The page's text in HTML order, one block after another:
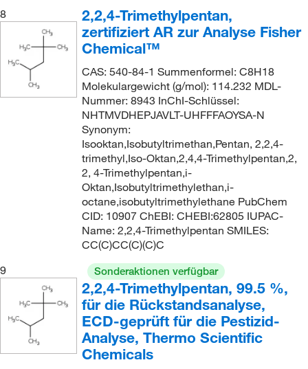
8
2,2,4-Trimethylpentan,
zertifiziert AR zur Analyse Fisher
Chemical™
CAS: 540-84-1 Summenformel: C8H18
Molekulargewicht (g/mol): 114.232 MDL-
Nummer: 8943 InChI-Schlüssel:
NHTMVDHEPJAVLT-UHFFFAOYSA-N
Synonym:
Isooktan,Isobutyltrimethan,Pentan, 2,2,4-
trimethyl,Iso-Oktan,2,4,4-Trimethylpentan,2,
2, 4-Trimethylpentan,i-
Oktan,Isobutyltrimethylethan,i-
octane,isobutyltrimethylethane PubChem
CID: 10907 ChEBI: CHEBI:62805 IUPAC-
Name: 2,2,4-Trimethylpentan SMILES:
CC(C)CC(C)(C)C
9
Sonderaktionen verfügbar
2,2,4-Trimethylpentan, 99.5 %,
für die Rückstandsanalyse,
ECD-geprüft für die Pestizid-
Analyse, Thermo Scientific
Chemicals